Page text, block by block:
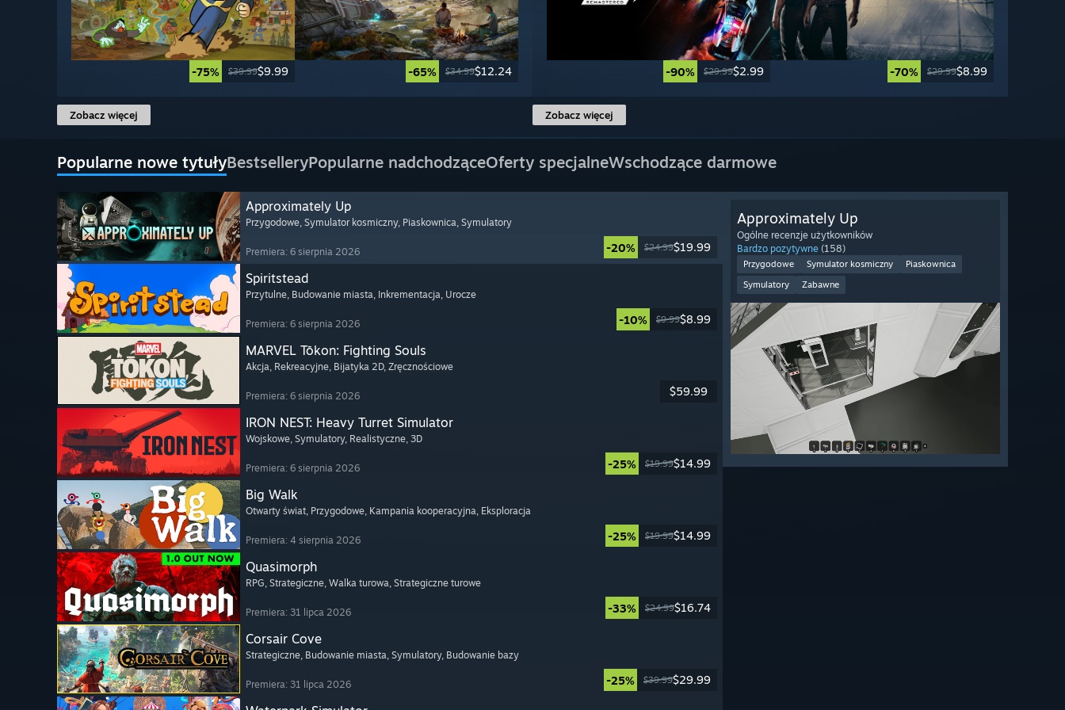
-75% $39.99$9.99 -65% $34.99$12.24
Zobacz więcej
-90% $29.99$2.99 -70% $29.99$8.99
Zobacz więcej
Popularne nowe tytułyBestselleryPopularne nadchodząceOferty specjalneWschodzące darmowe
Approximately Up
Przygodowe, Symulator kosmiczny, Piaskownica, Symulatory
Premiera: 6 sierpnia 2026 -20% $24.99$19.99
Spiritstead
Przytulne, Budowanie miasta, Inkrementacja, Urocze
Premiera: 6 sierpnia 2026 -10% $9.99$8.99
MARVEL Tōkon: Fighting Souls
Akcja, Rekreacyjne, Bijatyka 2D, Zręcznościowe
Premiera: 6 sierpnia 2026 $59.99
IRON NEST: Heavy Turret Simulator
Wojskowe, Symulatory, Realistyczne, 3D
Premiera: 6 sierpnia 2026 -25% $19.99$14.99
Big Walk
Otwarty świat, Przygodowe, Kampania kooperacyjna, Eksploracja
Premiera: 4 sierpnia 2026 -25% $19.99$14.99
Quasimorph
RPG, Strategiczne, Walka turowa, Strategiczne turowe
Premiera: 31 lipca 2026 -33% $24.99$16.74
Corsair Cove
Strategiczne, Budowanie miasta, Symulatory, Budowanie bazy
Premiera: 31 lipca 2026 -25% $39.99$29.99
Approximately Up
Ogólne recenzje użytkowników
Bardzo pozytywne (158)
Przygodowe Symulator kosmiczny
Piaskownica
Symulatory
Zabawne